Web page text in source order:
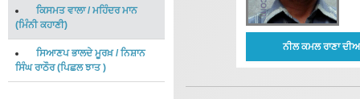
ਕਿਸਮਤ ਵਾਲਾ/ ਮਹਿੰਦਰ ਮਾਨ
(ਮਿੰਨੀ ਕਹਾਣੀ)
ਸਿਆਣਪ ਭਾਲਦੇ ਮੂਰਖ਼/ਨਿਸ਼ਾਨ
ਸਿੰਘ ਰਾਠੌਰ(ਪਿਛਲ ਝਾਤ)
ਨੀਲ ਕਮਲ ਰਾਣਾ